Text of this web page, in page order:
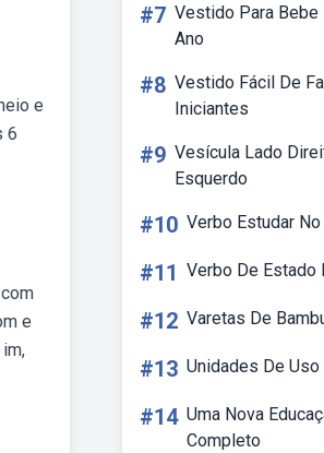
e
6
e
#7 Vestido Para Bebe
Ano
#8 Vestido Fácil De
Iniciantes
#9 Vesícula Lado
Esquerdo
#10 Verbo Estudar
#11 Verbo De Estado
#12 Varetas De
#13 Unidades De
#14 Uma Nova
Completo